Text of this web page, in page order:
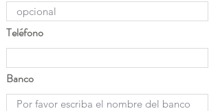
Teléfono
Banco